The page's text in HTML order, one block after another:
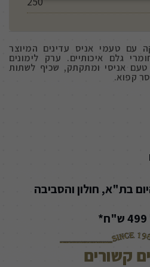
עם טעמי אניס עדינים המיוצר
גלם איכותיים. ערק לימונים
אניסי ומתקתק, שכיף לשתות
קפוא.
בת"א, חולון והסביבה
קשורים